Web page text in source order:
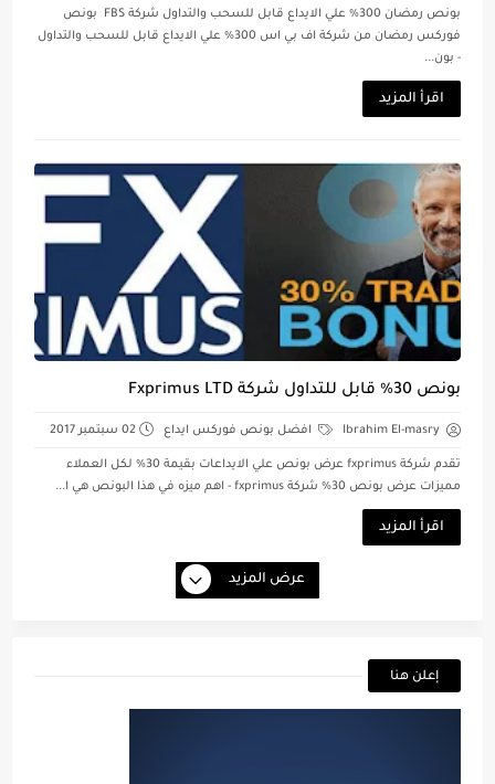
بونص رمضان 300% علي الايداع قابل للسحب والتداول شركة FBS بونص
فوركس رمضان من شركة اف بي اس 300% علي الايداع قابل للسحب والتداول
- بون...
اقرأ المزيد
بونص 30% قابل للتداول شركة Fxprimus LTD
Ibrahim El-masry افضل بونص فوركس ايداع 02 سبتمبر 2017
تقدم شركة fxprimus عرض بونص علي الايداعات بقيمة 30% لكل العملاء
مميزات عرض بونص 30% شركة fxprimus - اهم ميزه في هذا البونص هي ا...
اقرأ المزيد
عرض المزيد
إعلن هنا